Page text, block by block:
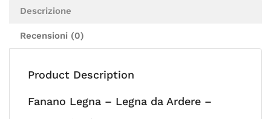
Descrizione
Recensioni (0)
Product Description
Fanano Legna – Legna da Ardere –